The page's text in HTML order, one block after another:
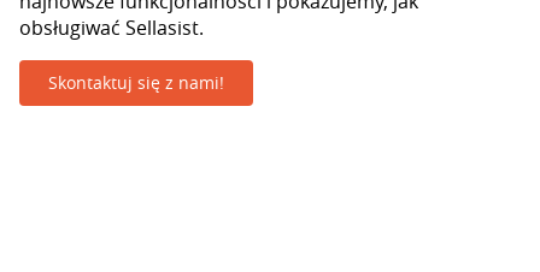
obsługiwać Sellasist.
Skontaktuj się z nami!